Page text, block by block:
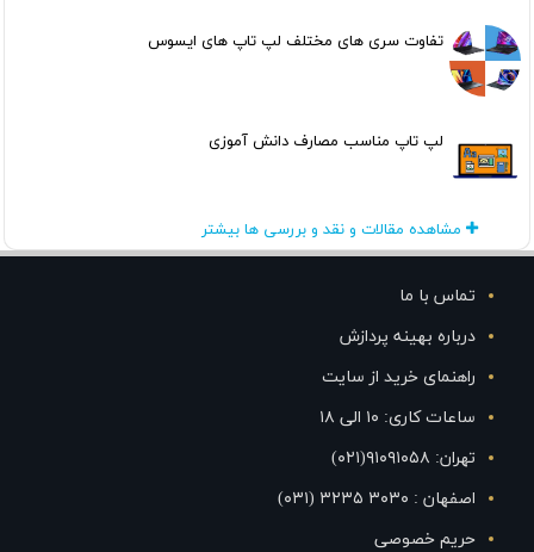
تفاوت سری های مختلف لپ تاپ های ایسوس
لپ تاپ مناسب مصارف دانش آموزی
مشاهده مقالات و نقد و بررسی ها بیشتر
تماس با ما
درباره بهینه پردازش
راهنمای خرید از سایت
ساعات کاری: ۱۰ الی ۱۸
تهران: ۹۱۰۹۱۰۵۸(۰۲۱)
اصفهان : ۳۰۳۰ ۳۲۳۵ (۰۳۱)
حریم خصوصی